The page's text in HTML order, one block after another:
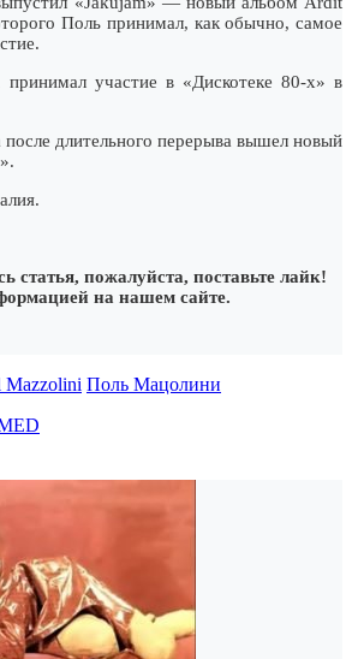
Поль принимал, как обычно, самое
участие в «Дискотеке 80-х» в
после длительного перерыва вышел новый
статья, пожалуйста, поставьте лайк!
на нашем сайте.
Mazzolini Поль Мацолини